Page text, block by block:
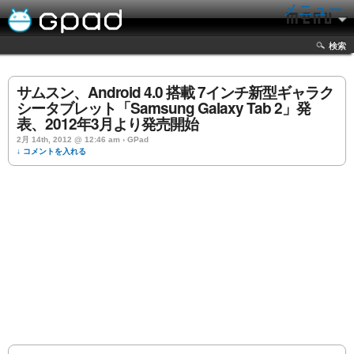
メニュー
検索
サムスン、Android 4.0 搭載 7インチ新型ギャラク
シータブレット「Samsung Galaxy Tab 2」発
表、2012年3月より発売開始
2月 14th, 2012 @ 12:46 am › GPad
↓ コメントを入れる